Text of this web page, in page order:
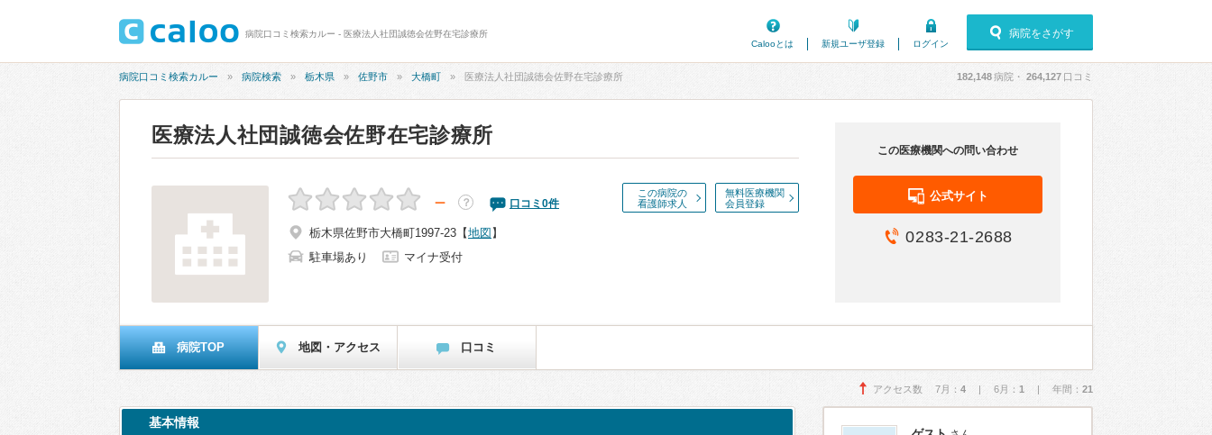
病院口コミ検索カルー - 医療法人社団誠徳会佐野在宅診療所
Calooとは
新規ユーザ登録 ログイン
病院をさがす
病院口コミ検索カルー 病院検索 栃木県 佐野市 大橋町 医療法人社団誠徳会佐野在宅診療所 182,148病院・ 264,127 口コミ
医療法人社団誠徳会佐野在宅診療所
この病院の
看護師求人
無料医療機関
会員登録
－ ？ 口コミ 0件
栃木県佐野市大橋町1997-23 【地図 】
駐車場あり
マイナ受付
この医療機関への問い合わせ
公式サイト
0283-21-2688
病院TOP 地図・アクセス 口コミ
アクセス数 7月： 4 | 6月： 1 | 年間： 21
基本情報